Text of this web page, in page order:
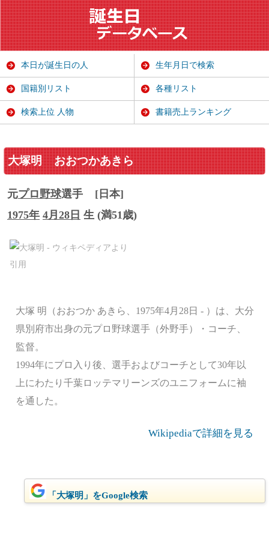
大塚明 おおつかあきら
元プロ野球選手
[日本]
1975年 4月28日 生 (満51歳)
大塚 明（おおつか あきら、1975年4月28日 - ）は、大分
県別府市出身の元プロ野球選手（外野手）・コーチ、
監督。
1994年にプロ入り後、選手およびコーチとして30年以
上にわたり千葉ロッテマリーンズのユニフォームに袖
を通した。
Wikipediaで詳細を見る
「大塚明」をGoogle検索
本日が誕生日の人 生年月日で検索
国籍別リスト 各種リスト
検索上位 人物 書籍売上ランキング